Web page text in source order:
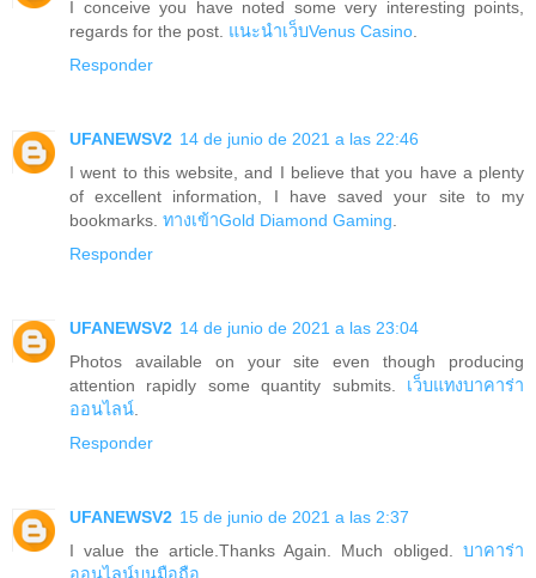
I conceive you have noted some very interesting points,
regards for the post. แนะนำเว็บVenus Casino.
Responder
UFANEWSV2 14 de junio de 2021 a las 22:46
I went to this website, and I believe that you have a plenty
of excellent information, I have saved your site to my
bookmarks. ทางเข้าGold Diamond Gaming.
Responder
UFANEWSV2 14 de junio de 2021 a las 23:04
Photos available on your site even though producing
attention rapidly some quantity submits. เว็บแทงบาคาร่า
ออนไลน์
Responder
UFANEWSV2 15 de junio de 2021 a las 2:37
I value the article.Thanks Again. Much obliged. บาคาร่า